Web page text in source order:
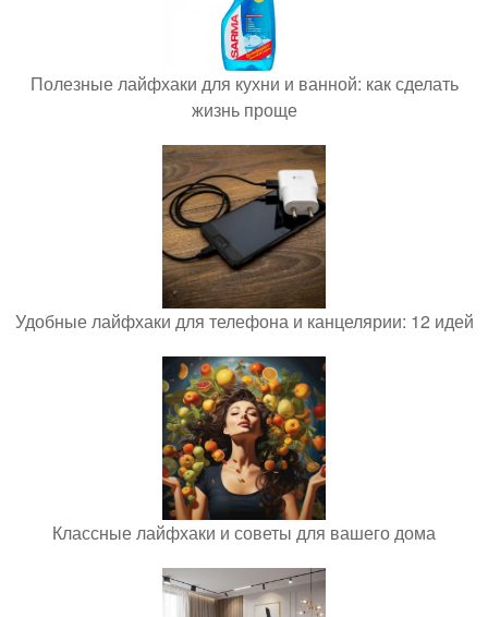
Полезные лайфхаки для кухни и ванной: как сделать
жизнь проще
Удобные лайфхаки для телефона и канцелярии: 12 идей
Классные лайфхаки и советы для вашего дома